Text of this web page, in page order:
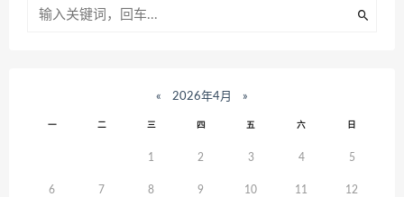
« 2026年4月 »
一 二 三 四 五 六 日
1 2 3 4 5
6 7 8 9 10 11 12